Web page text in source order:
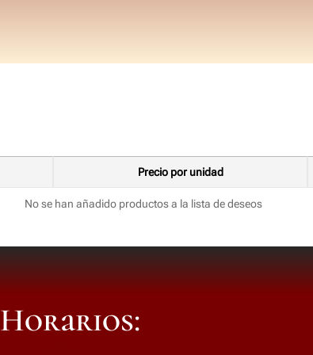
Precio por unidad
No se han añadido productos a la lista de deseos
Horarios: